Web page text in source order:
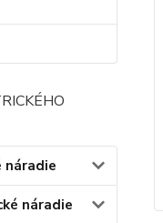
náradie
náradie